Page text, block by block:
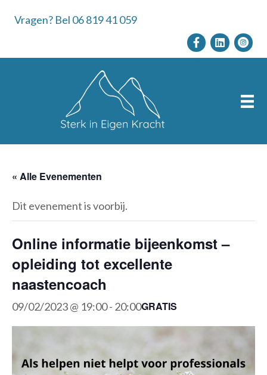
Vragen? Bel 06 819 41 059
« Alle Evenementen
Dit evenement is voorbij.
Online informatie bijeenkomst –
opleiding tot excellente
naastencoach
09/02/2023 @ 19:00- 20:00GRATIS